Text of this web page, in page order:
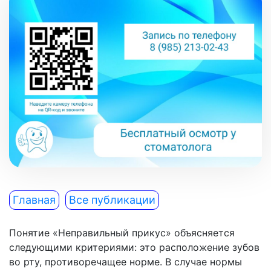
Главная Все публикации
Понятие «Неправильный прикус» объясняется
следующими критериями: это расположение зубов
во рту, противоречащее норме. В случае нормы